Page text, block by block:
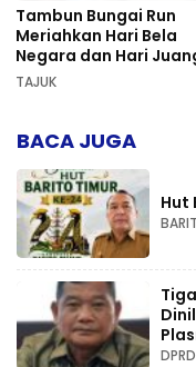
Tambun Bungai Run
Meriahkan Hari Bela
Negara dan Hari
AD di Palangka Raya
TAJUK
BACA JUGA
Hut